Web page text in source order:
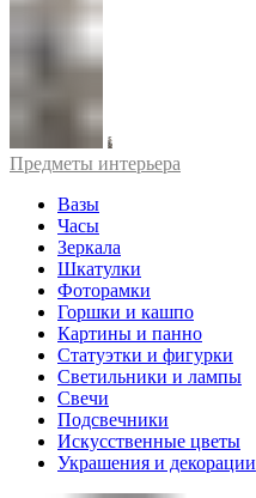
Предметы интерьера
Вазы
Часы
Зеркала
Шкатулки
Фоторамки
Горшки и кашпо
Картины и панно
Статуэтки и фигурки
Светильники и лампы
Свечи
Подсвечники
Искусственные цветы
Украшения и декорации